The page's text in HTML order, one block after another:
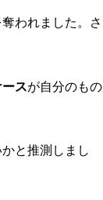
われました。さ
スが自分のもの
と推測しまし